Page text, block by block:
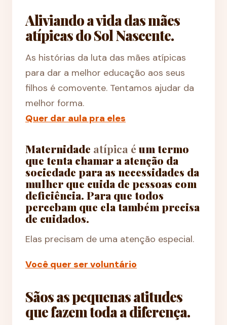
Aliviando a vida das mães
atípicas do Sol Nascente.
As histórias da luta das mães atípicas
para dar a melhor educação aos seus
filhos é comovente. Tentamos ajudar da
melhor forma.
Quer dar aula pra eles
Maternidade atípica é um termo
que tenta chamar a atenção da
sociedade para as necessidades da
mulher que cuida de pessoas com
deficiência. Para que todos
percebam que ela também precisa
de cuidados.
Elas precisam de uma atenção especial.
Você quer ser voluntário
Sãos as pequenas atitudes
que fazem toda a diferença.